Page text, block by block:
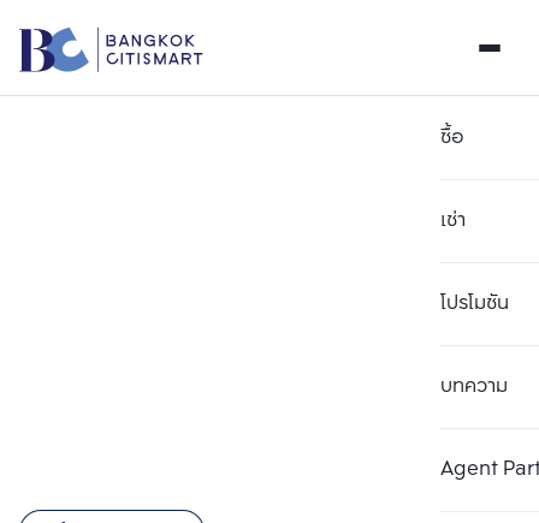
ซื้อ
เช่า
โปรโมชัน
บทความ
Agent